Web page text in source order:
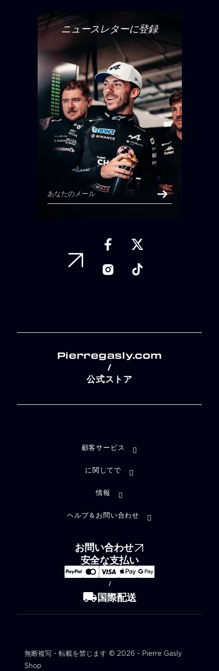
ニュースレターに登録
Pierregasly.com
/
公式ストア
顧客サービス
に関してで
情報
ヘルプ＆お問い合わせ
お問い合わせ
安全な支払い
/
local_shipping国際配送
無断複写・転載を禁じます © 2026 - Pierre Gasly
Shop